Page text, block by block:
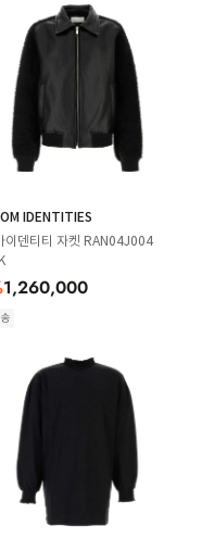
IDENTITIES
이덴티티 자켓 RAN04J004
1,260,000